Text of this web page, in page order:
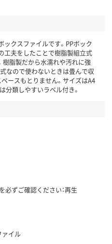
クスファイルです。PPボック
工夫をしたことで樹脂製組立式
樹脂製だから水濡れや汚れに強
なので使わないときは畳んで収
ースもとりません。サイズはA4
分類しやすいラベル付き。
ずご確認ください：再生
ァイル